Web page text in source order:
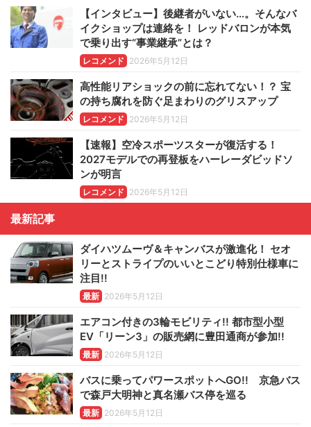
【インタビュー】後継者がいない…。そんなバ
イクショップは連絡を！ レッドバロンが本気
で乗り出す“事業継承”とは？
レコメンド 2026年5月12日
高性能リアショックの前に忘れてない！？ 宝
の持ち腐れを防ぐ足まわりのグリスアップ
レコメンド 2026年5月12日
【速報】空冷スポーツスターが復活する！
2027モデルでの再登板をハーレーダビッドソ
ンが明言
レコメンド 2026年5月12日
最新記事
ダイハツムーヴ＆キャンバスが激進化！ セオ
リーとストライプのいいとこどり特別仕様車に
注目!!
最新 2026年5月12日
エアコン付きの3輪モビリティ!! 都市型小型
EV「リーン3」の販売網に豊田通商が参加!!
最新 2026年5月12日
バスに乗ってパワースポットへGO!! 京急バス
で森戸大明神と真名瀬バス停を巡る
最新 2026年5月12日